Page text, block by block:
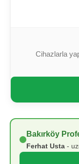
Cihazlarla
Bakırköy
Ferhat Usta -